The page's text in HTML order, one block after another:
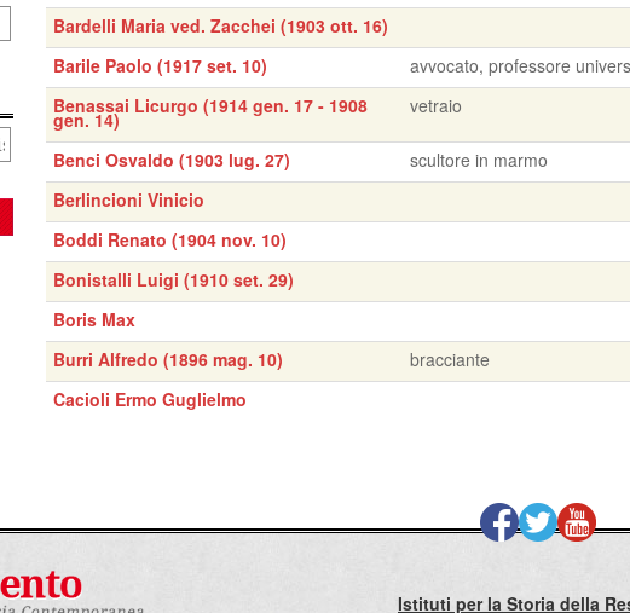
Bardelli Maria ved. Zacchei (1903 ott. 16)
Barile Paolo (1917 set. 10)
avvocato, professore
Benassai Licurgo (1914 gen. 17 - 1908
gen. 14)
vetraio
Benci Osvaldo (1903 lug. 27) scultore in marmo
Berlincioni Vinicio
Boddi Renato (1904 nov. 10)
Bonistalli Luigi (1910 set. 29)
Boris Max
Burri Alfredo (1896 mag. 10)
bracciante
Cacioli Ermo Guglielmo
Istituti per la Storia della